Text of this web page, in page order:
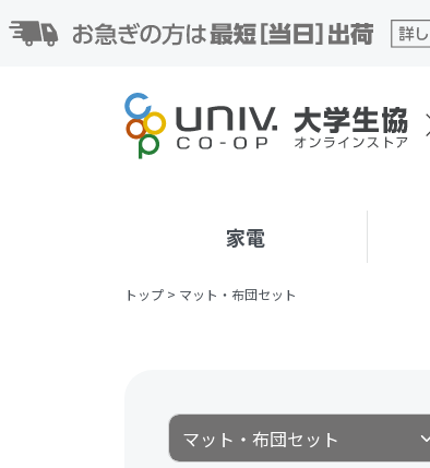
家電
トップ > マット・布団セット